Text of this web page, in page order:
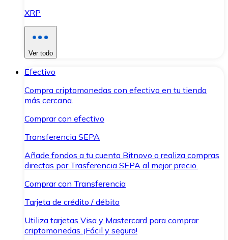
XRP
Ver todo
Efectivo
Compra criptomonedas con efectivo en tu tienda
más cercana.
Comprar con efectivo
Transferencia SEPA
Añade fondos a tu cuenta Bitnovo o realiza compras
directas por Trasferencia SEPA al mejor precio.
Comprar con Transferencia
Tarjeta de crédito / débito
Utiliza tarjetas Visa y Mastercard para comprar
criptomonedas. ¡Fácil y seguro!